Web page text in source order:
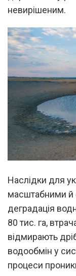
невирішеним.
Наслідки для
масштабними й
деградація
80 тис. га,
відмирають
водообмін у
процеси